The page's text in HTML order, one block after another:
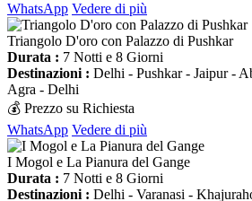
WhatsApp Vedere di più
Triangolo D'oro con Palazzo di Pushkar
Durata : 7 Notti e 8 Giorni
Destinazioni : Delhi - Pushkar - Jaipur -
Agra - Delhi
💰 Prezzo su Richiesta
WhatsApp Vedere di più
I Mogol e La Pianura del Gange
Durata : 7 Notti e 8 Giorni
Destinazioni : Delhi - Varanasi -